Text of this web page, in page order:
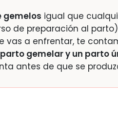
gemelos igual que
de preparación al
vas a enfrentar, te
gemelar y un parto
antes de que se